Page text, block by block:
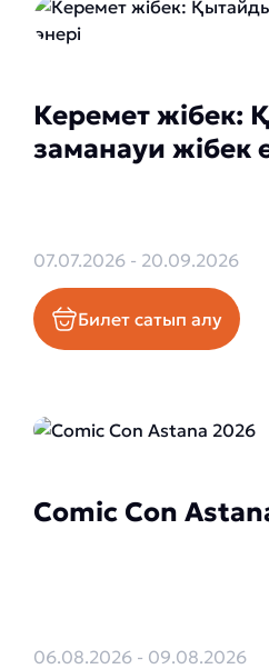
Керемет жібек:
заманауи жібек
07.07.2026 - 20.09.2026
Билет сатып алу
Comic Con
06.08.2026 - 09.08.2026